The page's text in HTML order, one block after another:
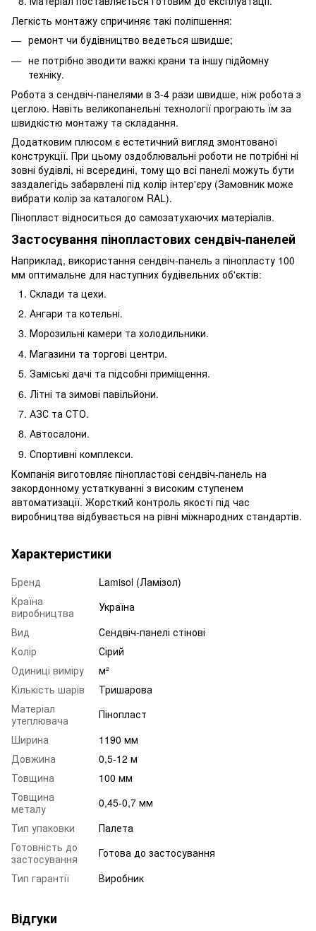
Легкість монтажу спричиняє такі поліпшення:
ремонт чи будівництво ведеться швидше;
не потрібно зводити важкі крани та іншу підйомну
техніку.
Робота з сендвіч-панелями в 3-4 рази швидше, ніж робота з
цеглою. Навіть великопанельні технології програють їм за
швидкістю монтажу та складання.
Додатковим плюсом є естетичний вигляд змонтованої
конструкції. При цьому оздоблювальні роботи не потрібні ні
зовні будівлі, ні всередині, тому що всі панелі можуть бути
заздалегідь забарвлені під колір інтер'єру (Замовник може
вибрати колір за каталогом RAL).
Пінопласт відноситься до самозатухаючих матеріалів.
Застосування пінопластових сендвіч-панелей
Наприклад, використання сендвіч-панель з пінопласту 100
мм оптимальне для наступних будівельних об'єктів:
Склади та цехи.
Ангари та котельні.
Морозильні камери та холодильники.
Магазини та торгові центри.
Заміські дачі та підсобні приміщення.
Літні та зимові павільйони.
АЗС та СТО.
Автосалони.
Спортивні комплекси.
Компанія виготовляє пінопластові сендвіч-панель на
закордонному устаткуванні з високим ступенем
автоматизації. Жорсткий контроль якості під час
виробництва відбувається на рівні міжнародних стандартів.
Характеристики
Бренд
Lamisol (Ламізол)
Країна
виробництва
Україна
Вид
Сендвіч-панелі стінові
Колір
Сірий
Одиниці виміру
м²
Кількість шарів
Тришарова
Матеріал
утеплювача
Пінопласт
Ширина
1190 мм
Довжина
0,5-12 м
Товщина
100 мм
Товщина
металу
0,45-0,7 мм
Тип упаковки
Палета
Готовність до
застосування
Готова до застосування
Тип гарантії
Виробник
Відгуки